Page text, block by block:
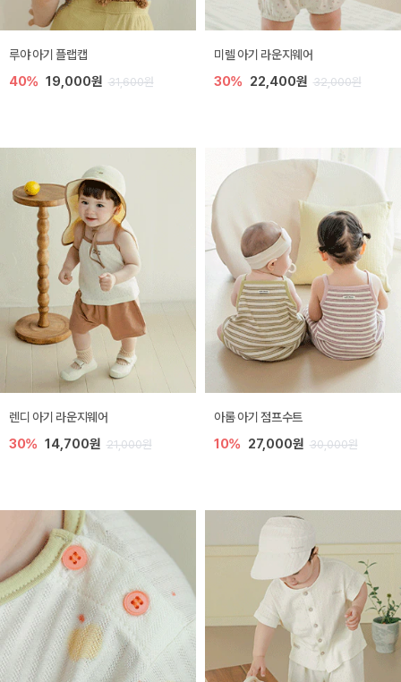
루야 아기 플랩캡
40% 19,000원 31,600원
미렐 아기 라운지웨어
30% 22,400원 32,000원
렌디 아기 라운지웨어
30% 14,700원 21,000원
아롬 아기 점프수트
10% 27,000원 30,000원